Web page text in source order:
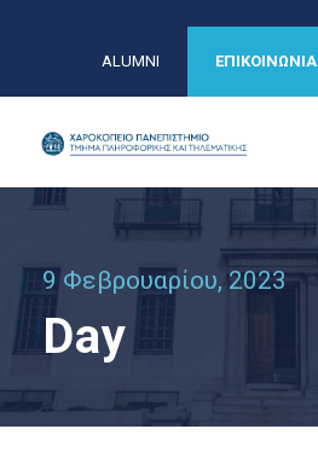
ALUMNI ΕΠΙΚΟΙΝΩΝΙΑ
9 Φεβρουαρίου, 2023
Day